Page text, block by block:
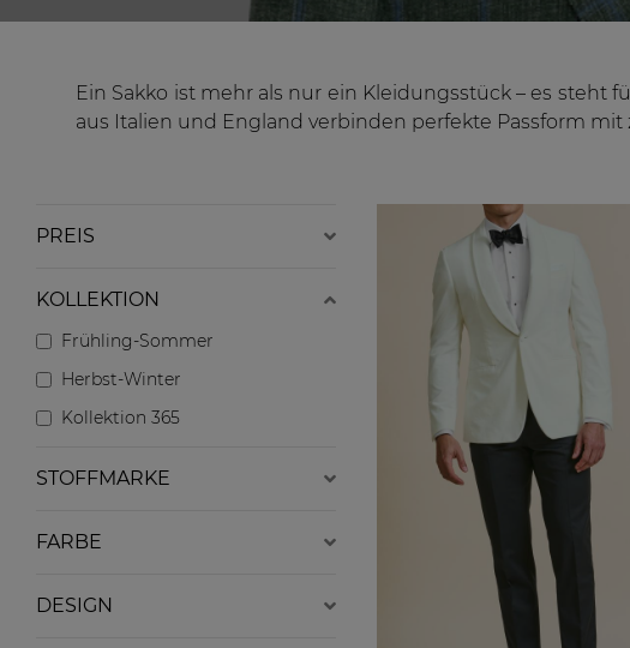
Ein Sakko ist mehr als nur ein Kleidungsstück – es steht
aus Italien und England verbinden perfekte Passform
PREIS
KOLLEKTION
Frühling-Sommer
Herbst-Winter
Kollektion 365
STOFFMARKE
FARBE
DESIGN